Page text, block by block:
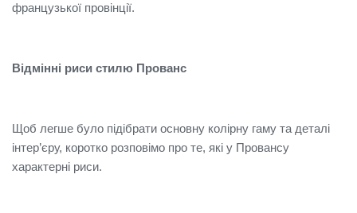
французької провінції.
Відмінні риси стилю Прованс
Щоб легше було підібрати основну колірну гаму та деталі
інтер’єру, коротко розповімо про те, які у Провансу
характерні риси.